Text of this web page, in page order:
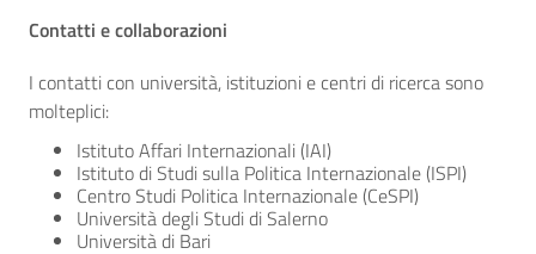
Contatti e collaborazioni
I contatti con università, istituzioni e centri di ricerca sono
molteplici:
Istituto Affari Internazionali (IAI)
Istituto di Studi sulla Politica Internazionale (ISPI)
Centro Studi Politica Internazionale (CeSPI)
Università degli Studi di Salerno
Università di Bari